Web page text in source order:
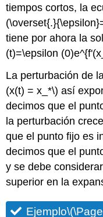
tiempos cortos, la
tiene por ahora la
(t)=\epsilon
La perturbación de
(x(t) = x_*\) así
decimos que el
la perturbación
que el punto fijo es
decimos que el
y se debe
superior en la
Ejemplo